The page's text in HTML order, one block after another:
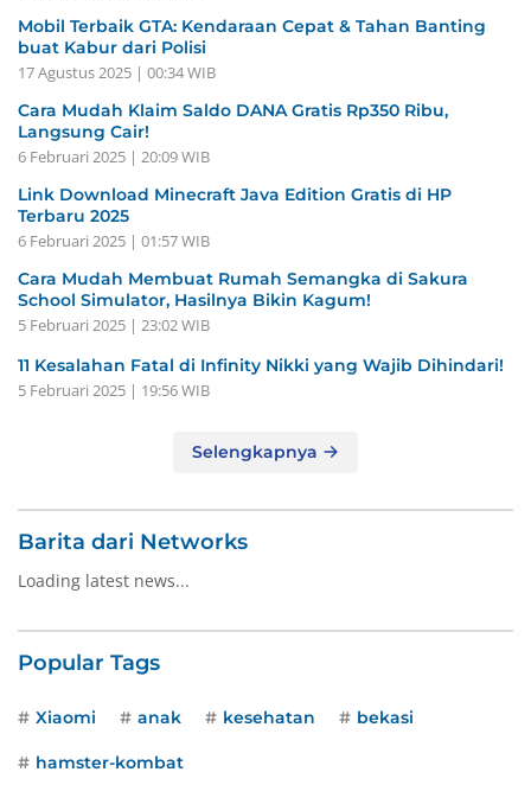
Mobil Terbaik GTA: Kendaraan Cepat & Tahan Banting
buat Kabur dari Polisi
17 Agustus 2025 | 00:34 WIB
Cara Mudah Klaim Saldo DANA Gratis Rp350 Ribu,
Langsung Cair!
6 Februari 2025 | 20:09 WIB
Link Download Minecraft Java Edition Gratis di HP
Terbaru 2025
6 Februari 2025 | 01:57 WIB
Cara Mudah Membuat Rumah Semangka di Sakura
School Simulator, Hasilnya Bikin Kagum!
5 Februari 2025 | 23:02 WIB
11 Kesalahan Fatal di Infinity Nikki yang Wajib Dihindari!
5 Februari 2025 | 19:56 WIB
Selengkapnya
Barita dari Networks
Loading latest news...
Popular Tags
Xiaomi anak kesehatan bekasi
hamster-kombat